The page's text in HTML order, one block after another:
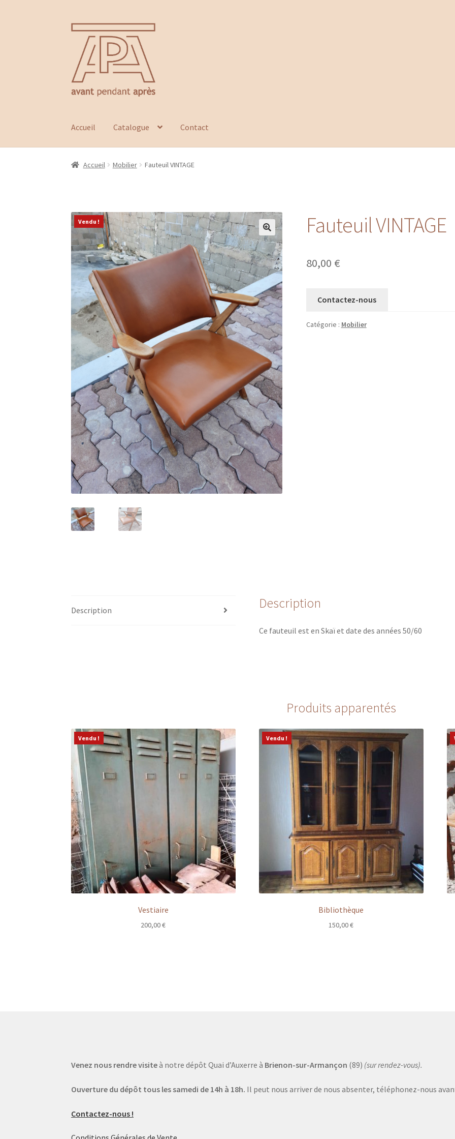
Aller
navigation
Aller
contenu
Accueil Catalogue Contact
Accueil Mobilier Fauteuil VINTAGE
Vendu ! Fauteuil VINTAGE
80,00 €
Contactez-nous
Catégorie : Mobilier
Description Description
Ce fauteuil est en Skaï et date des années 50/60
Produits apparentés
Vendu !
Vestiaire
200,00€
Vendu !
Bibliothèque
150,00€
Venez nous rendre visiteà notre dépôt Quai d’Auxerre à Brienon-sur-Armançon (89) (sur rendez-vous).
Ouverture du dépôt tous les samedi de 14h à 18h. Il peut nous arriver de nous absenter, téléphonez-nous
Contactez-nous !